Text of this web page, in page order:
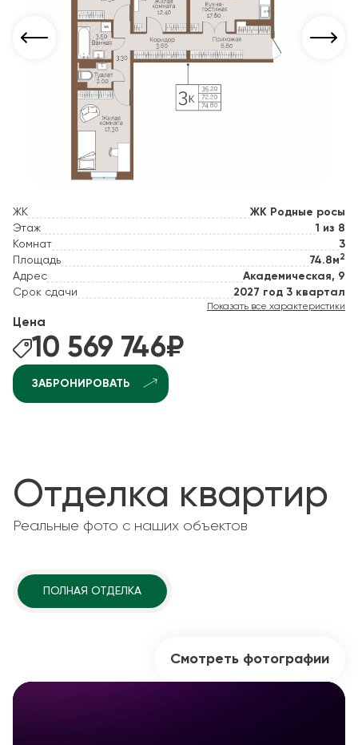
ЖК
ЖК Родные росы
Этаж
1 из 8
Комнат
3
Площадь
74.8м 2
Адрес
Академическая, 9
Срок сдачи
2027 год 3 квартал
Показать все характеристики
Цена
10 569 746₽
ЗАБРОНИРОВАТЬ
Отделка квартир
Реальные фото с наших объектов
ПОЛНАЯ ОТДЕЛКА
Смотреть фотографии